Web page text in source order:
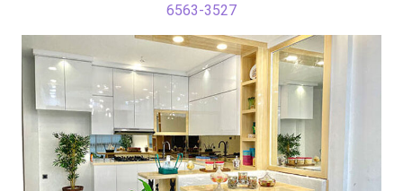
6563-3527